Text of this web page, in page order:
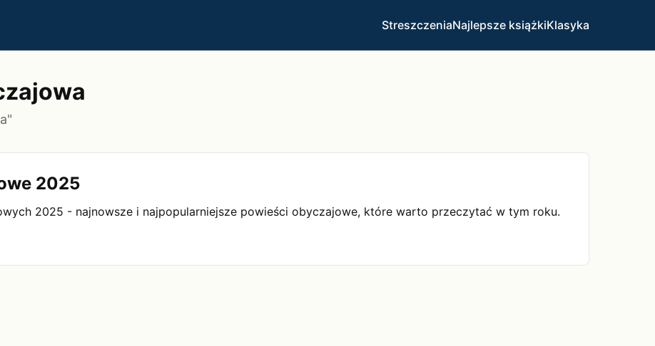
StreszczeniaNajlepsze książkiKlasyka
2025
2025 - najnowsze i najpopularniejsze powieści obyczajowe, które warto przeczytać w tym roku.